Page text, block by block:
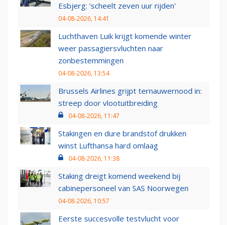
Esbjerg: 'scheelt zeven uur rijden'
04-08-2026, 14:41
Luchthaven Luik krijgt komende winter
weer passagiersvluchten naar
zonbestemmingen
04-08-2026, 13:54
Brussels Airlines grijpt ternauwernood in:
streep door vlootuitbreiding
04-08-2026, 11:47
Stakingen en dure brandstof drukken
winst Lufthansa hard omlaag
04-08-2026, 11:38
Staking dreigt komend weekend bij
cabinepersoneel van SAS Noorwegen
04-08-2026, 10:57
Eerste succesvolle testvlucht voor